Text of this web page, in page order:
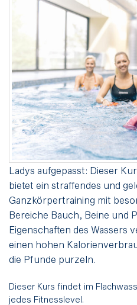
Ladys aufgepasst: Dieser
bietet ein straffendes und
Ganzkörpertraining mit
Bereiche Bauch, Beine und
Eigenschaften des Wassers
einen hohen
die Pfunde purzeln.
Dieser Kurs findet im
jedes Fitnesslevel.